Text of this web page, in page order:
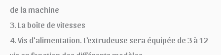
de la machine
3. La boîte de vitesses
4. Vis d'alimentation. L'extrudeuse sera équipée de 3 à 12